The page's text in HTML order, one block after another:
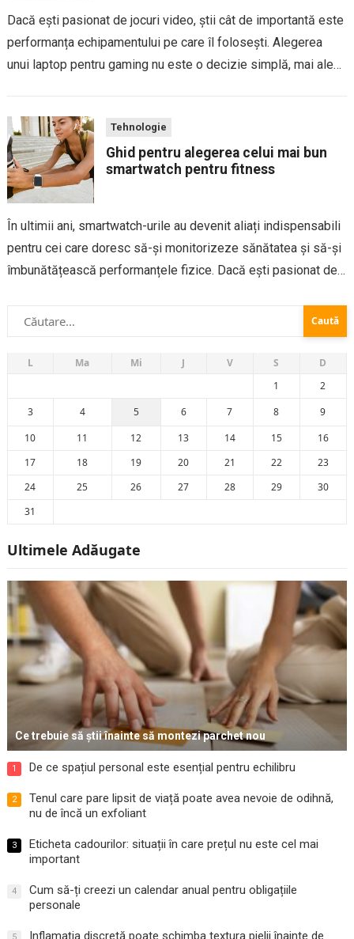
Dacă ești pasionat de jocuri video, știi cât de importantă este
performanța echipamentului pe care îl folosești. Alegerea
unui laptop pentru gaming nu este o decizie simplă, mai ales
Tehnologie
Ghid pentru alegerea celui mai bun
smartwatch pentru fitness
În ultimii ani, smartwatch-urile au devenit aliați indispensabili
pentru cei care doresc să-și monitorizeze sănătatea și să-și
îmbunătățească performanțele fizice. Dacă ești pasionat de
viață mai...
Caută
după:
L Ma Mi J V S
D
1
2
3
4 5 6 7 8
9
10
11 12 13 14 15
16
17
18 19 20 21 22
23
24
25 26 27 28 29
30
31
Ultimele Adăugate
Ce trebuie să știi înainte să montezi parchet nou
1 De ce spațiul personal este esențial pentru echilibru
2
Tenul care pare lipsit de viață poate avea nevoie de odihnă,
nu de încă un exfoliant
3
Eticheta cadourilor: situații în care prețul nu este cel mai
important
4
Cum să-ți creezi un calendar anual pentru obligațiile
personale
5 Inflamația discretă poate schimba textura pielii înainte de